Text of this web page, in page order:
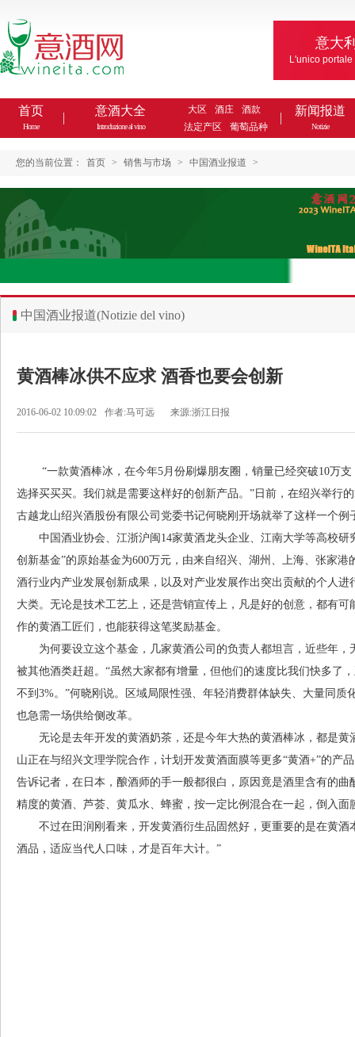
意大
L'unico
首页
Home
意酒大全
Introduzione al vino
大区 酒庄
酒款
法定产区
葡萄品种
新闻报道
Notizie
您的当前位置： 首页 > 销售与市场 > 中国酒业报道 >
中国酒业报道(Notizie del vino)
黄酒棒冰供不应求 酒香也要会创新
2016-06-02 10:09:02 作者:马可远 来源:浙江日报
“一款黄酒棒冰，在今年5月份刷爆朋友圈，销量已经突破10万支
选择买买买。我们就是需要这样好的创新产品。”日前，在绍兴举行
古越龙山绍兴酒股份有限公司党委书记何晓刚开场就举了这样一个例
中国酒业协会、江浙沪闽14家黄酒龙头企业、江南大学等高校
创新基金”的原始基金为600万元，由来自绍兴、湖州、上海、张家
酒行业内产业发展创新成果，以及对产业发展作出突出贡献的个人进
大类。无论是技术工艺上，还是营销宣传上，凡是好的创意，都有
作的黄酒工匠们，也能获得这笔奖励基金。
为何要设立这个基金，几家黄酒公司的负责人都坦言，近些年
被其他酒类赶超。“虽然大家都有增量，但他们的速度比我们快多了
不到3%。”何晓刚说。区域局限性强、年轻消费群体缺失、大量同
也急需一场供给侧改革。
无论是去年开发的黄酒奶茶，还是今年大热的黄酒棒冰，都是
山正在与绍兴文理学院合作，计划开发黄酒面膜等更多“黄酒+”的产
告诉记者，在日本，酿酒师的手一般都很白，原因竟是酒里含有的
精度的黄酒、芦荟、黄瓜水、蜂蜜，按一定比例混合在一起，倒入
不过在田润刚看来，开发黄酒衍生品固然好，更重要的是在黄
酒品，适应当代人口味，才是百年大计。”